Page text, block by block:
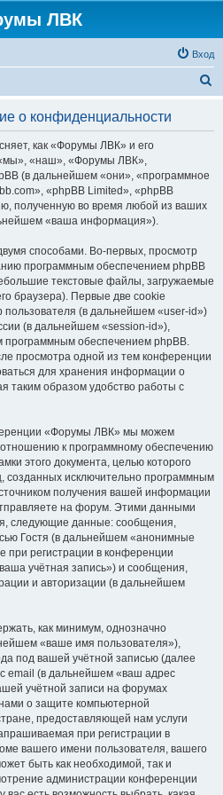
ЛВК
Вход
о конфиденциальности
как «Форумы ЛВК» и его
«наш», «Форумы ЛВК»,
(в дальнейшем «они», «программное
«phpBB Limited», «phpBB
полученную во время любой из ваших
«ваша информация»).
способами. Во-первых, просмотр
программным обеспечением phpBB
текстовые файлы, загружаемые
браузера). Первые две cookie
пользователя (в дальнейшем «user-id»)
(в дальнейшем «session-id»),
программным обеспечением phpBB.
просмотра одной из тем конференции
для хранения информации о
таким образом удобство работы с
«Форумы ЛВК» мы можем
к программному обеспечению
этого документа, целью которого
созданных исключительно программным
получения вашей информации
на форум. Этими данными
следующие данные: сообщения,
Гостя (в дальнейшем «анонимные
при регистрации в конференции
учётная запись») и сообщения,
и авторизации (в дальнейшем
как минимум, однозначно
«ваше имя пользователя»),
под вашей учётной записью (далее
email (в дальнейшем «ваш адрес
учётной записи на форумах
о защите компьютерной
предоставляющей нам услуги
при регистрации в
вашего имени пользователя, вашего
быть как необходимой, так и
администрации конференции